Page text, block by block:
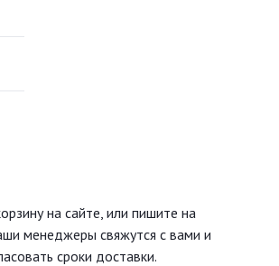
на сайте, или пишите на
менеджеры свяжутся с вами и
сроки доставки.